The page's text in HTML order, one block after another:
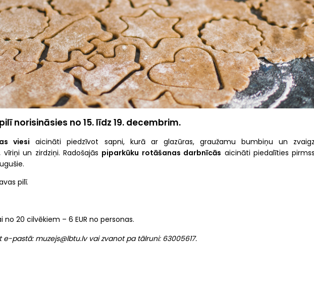
norisināsies no 15. līdz 19. decembrim.
viesi aicināti piedzīvot sapni, kurā ar glazūras, graužamu bumbiņu un
un zirdziņi. Radošajās piparkūku rotāšanas darbnīcās aicināti piedalīties
pilī.
20 cilvēkiem – 6 EUR no personas.
pastā: muzejs@lbtu.lv vai zvanot pa tālruni: 63005617.